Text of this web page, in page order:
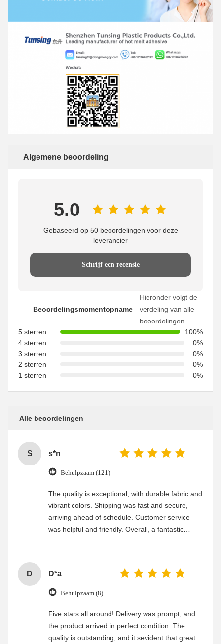
Algemene beoordeling
5.0
Gebaseerd op 50 beoordelingen voor deze
leverancier
Schrijf een recensie
Beoordelingsmomentopname
Hieronder volgt de
verdeling van alle
beoordelingen
5 sterren
100%
4 sterren
0%
3 sterren
0%
2 sterren
0%
1 sterren
0%
Alle beoordelingen
S s*n
Behulpzaam (121)
The quality is exceptional, with durable fabric and
vibrant colors. Shipping was fast and secure,
arriving ahead of schedule. Customer service
was helpful and friendly. Overall, a fantastic
D D*a
Behulpzaam (8)
Five stars all around! Delivery was prompt, and
the product arrived in perfect condition. The
quality is outstanding, and it sevident that great